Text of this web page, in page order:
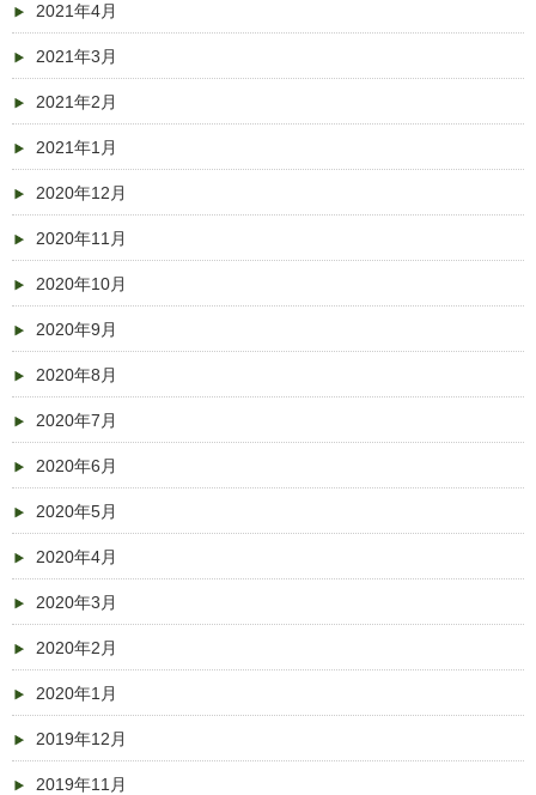
2021年4月
2021年3月
2021年2月
2021年1月
2020年12月
2020年11月
2020年10月
2020年9月
2020年8月
2020年7月
2020年6月
2020年5月
2020年4月
2020年3月
2020年2月
2020年1月
2019年12月
2019年11月